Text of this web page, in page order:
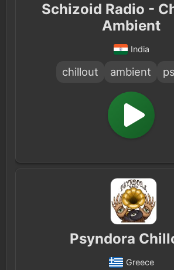
Schizoid Radio -
Ambient
India
chillout ambient
Psyndora
Greece